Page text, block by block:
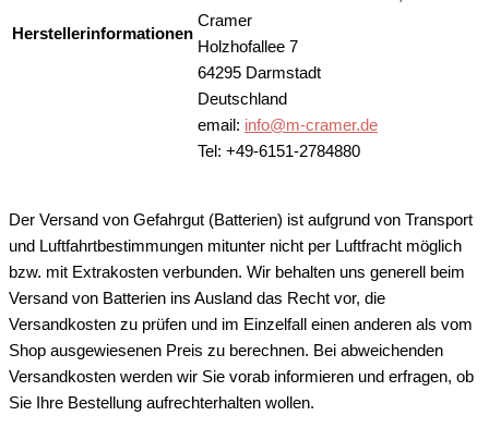
Herstellerinformationen
Cramer
Holzhofallee 7
64295 Darmstadt
Deutschland
email: info@m-cramer.de
Tel: +49-6151-2784880
Der Versand von Gefahrgut (Batterien) ist aufgrund von Transport
und Luftfahrtbestimmungen mitunter nicht per Luftfracht möglich
bzw. mit Extrakosten verbunden. Wir behalten uns generell beim
Versand von Batterien ins Ausland das Recht vor, die
Versandkosten zu prüfen und im Einzelfall einen anderen als vom
Shop ausgewiesenen Preis zu berechnen. Bei abweichenden
Versandkosten werden wir Sie vorab informieren und erfragen, ob
Sie Ihre Bestellung aufrechterhalten wollen.